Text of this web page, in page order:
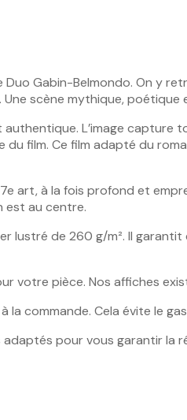
Gabin-Belmondo. On y
scène mythique,
L’image capture
film. Ce film adapté du
art, à la fois profond et
est au centre.
lustré de 260 g/m². Il
votre pièce. Nos affiches
la commande. Cela évite le
adaptés pour vous garantir la